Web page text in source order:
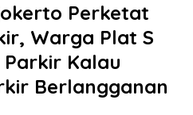
Perketat
Warga Plat S
Kalau
Berlangganan